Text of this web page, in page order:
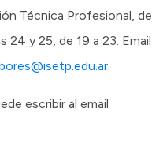
Técnica Profesional, de
24 y 25, de 19 a 23. Email
escribir al email